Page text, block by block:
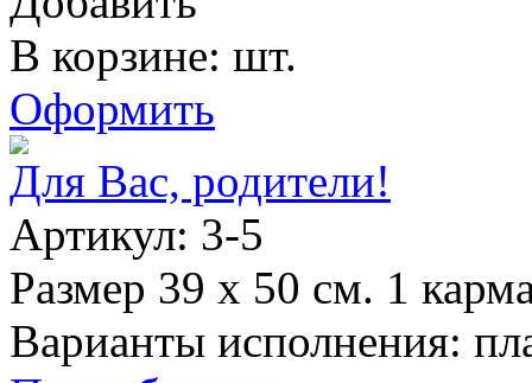
В корзине: шт.
Оформить
Для Вас, родители!
Артикул: 3-5
Размер 39 х 50 см. 1
Варианты исполнения: